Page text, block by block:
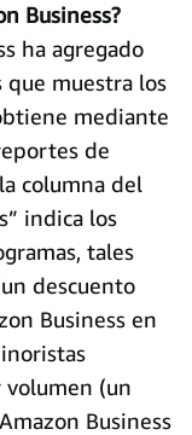
Business?
ha agregado
que muestra los
mediante
de
columna del
indica los
tales
descuento
Business en
volumen (un
Business